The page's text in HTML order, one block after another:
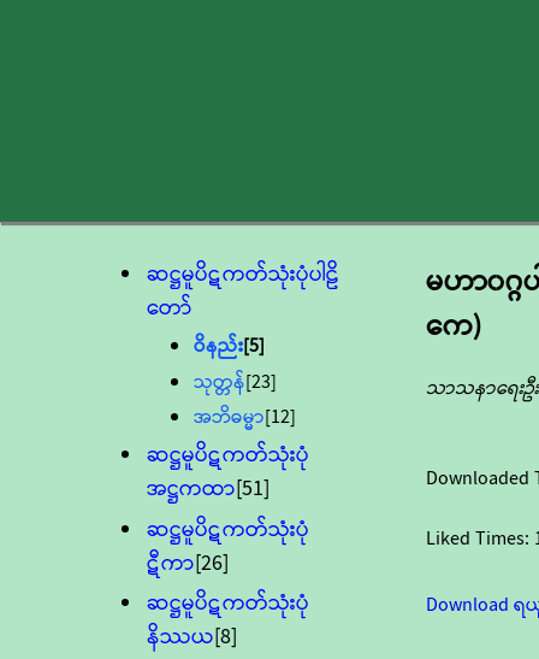
ဆဋ္ဌမူပိဋကတ်သုံးပုံပါဠိ
တော်
ဝိနည်း[5]
သုတ္တန်[23]
အဘိဓမ္မာ[12]
ဆဋ္ဌမူပိဋကတ်သုံးပုံ
အဋ္ဌကထာ[51]
ဆဋ္ဌမူပိဋကတ်သုံးပုံ
ဋီကာ[26]
ဆဋ္ဌမူပိဋကတ်သုံးပုံ
နိဿယ[8]
မဟာ၀ဂ္
ကေ)
သာသနာရေးဦ
Downloaded
Liked Times:
Download